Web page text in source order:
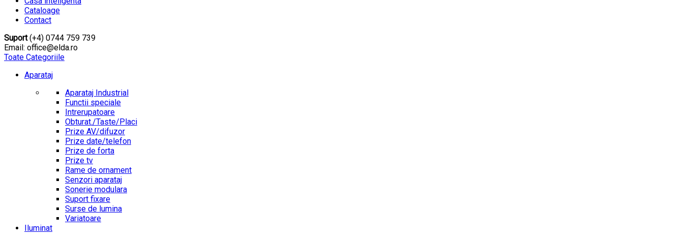
Cataloage
Contact
Suport(+4) 0744 759 739
Email: office@elda.ro
Toate Categoriile
Aparataj
Aparataj Industrial
Functii speciale
Intrerupatoare
Obturat./Taste/Placi
Prize AV/difuzor
Prize date/telefon
Prize de forta
Prize tv
Rame de ornament
Senzori aparataj
Sonerie modulara
Suport fixare
Surse de lumina
Variatoare
Iluminat